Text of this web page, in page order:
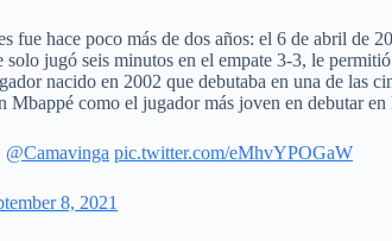
fue hace poco más de dos años: el 6 de abril de
jugó seis minutos en el empate 3-3, le
nacido en 2002 que debutaba en una de las
Mbappé como el jugador más joven en debutar
@Camavinga pic.twitter.com/eMhvYPOGaW
8, 2021